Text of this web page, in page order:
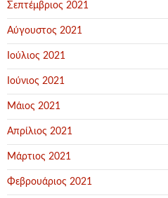
Σεπτέμβριος 2021
Αύγουστος 2021
Ιούλιος 2021
Ιούνιος 2021
Μάιος 2021
Απρίλιος 2021
Μάρτιος 2021
Φεβρουάριος 2021